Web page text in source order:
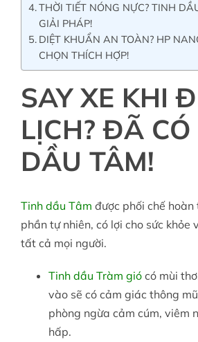
THỜI TIẾT NÓNG NỰC? TINH
GIẢI PHÁP!
DIỆT KHUẨN AN TOÀN? HP
CHỌN THÍCH HỢP!
SAY XE KHI
LỊCH? ĐÃ
DẦU TÂM!
Tinh dầu Tâm được phối chế
phần tự nhiên, có lợi cho sức khỏe
tất cả mọi người.
Tinh dầu Tràm giócó mùi
vào sẽ có cảm giác thông
phòng ngừa cảm cúm, viêm
hấp.